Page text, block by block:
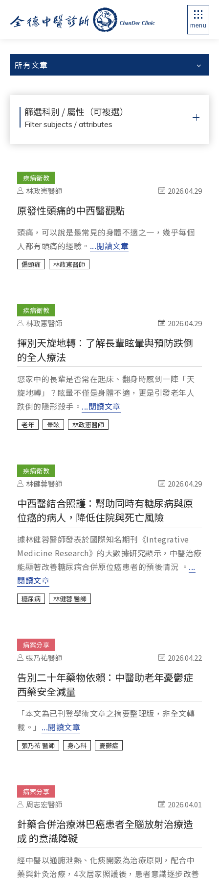
menu
所有文章
篩選科別 / 屬性（可複選）
Filter subjects / attributes
疾病衛教
林政憲醫師 2026.04.29
原發性頭痛的中西醫觀點
頭痛，可以說是最常見的身體不適之一，幾乎每個
人都有頭痛的經驗。 ...閱讀文章
偏頭痛 林政憲醫師
疾病衛教
林政憲醫師 2026.04.29
揮別天旋地轉：了解長輩眩暈與預防跌倒
的全人療法
您家中的長輩是否常在起床、翻身時感到一陣「天
旋地轉」？眩暈不僅是身體不適，更是引發老年人
跌倒的隱形殺手。 ...閱讀文章
老年 暈眩 林政憲醫師
疾病衛教
林健蓉醫師 2026.04.29
中西醫結合照護：幫助同時有糖尿病與原
位癌的病人，降低住院與死亡風險
據林健蓉醫師發表於國際知名期刊《Integrative
Medicine Research》的大數據研究顯示，中醫治療
能顯著改善糖尿病合併原位癌患者的預後情況 。 ...
閱讀文章
糖尿病 林健蓉 醫師
病案分享
張乃祐醫師 2026.04.22
告別二十年藥物依賴：中醫助老年憂鬱症
西藥安全減量
「本文為已刊登學術文章之摘要整理版，非全文轉
載。」 ...閱讀文章
張乃祐 醫師 身心科 憂鬱症
病案分享
周志宏醫師 2026.04.01
針藥合併治療淋巴癌患者全腦放射治療造
成 的意識障礙
經中醫以通腑泄熱、化痰開竅為治療原則，配合中
藥與針灸治療，4次居家照護後，患者意識逐步改善